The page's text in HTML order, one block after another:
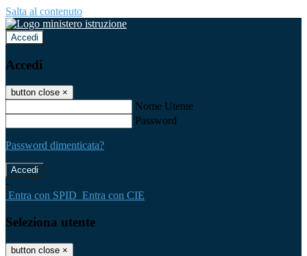
Salta al contenuto
Accedi
Accedi
button close ×
Nome Utente
Password
Password dimenticata?
-
Entra con SPID Entra con CIE
Seleziona utente
button close ×